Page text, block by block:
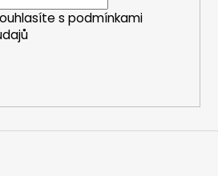
s podmínkami